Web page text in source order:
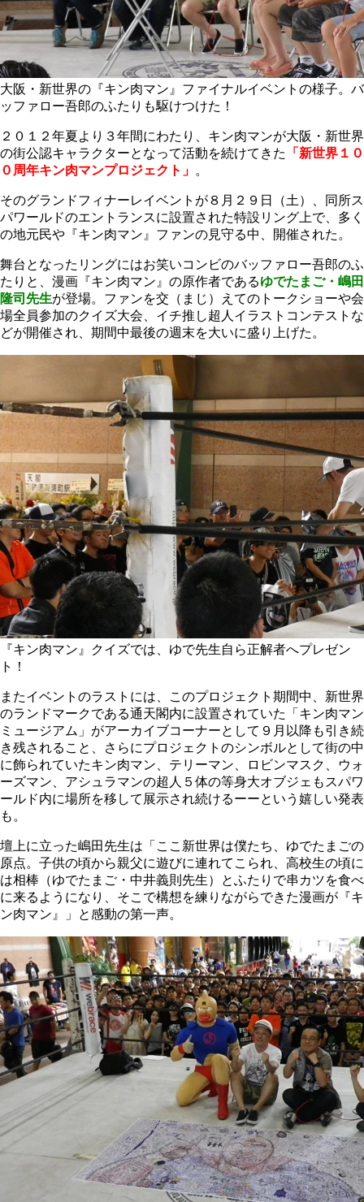
大阪・新世界の『キン肉マン』ファイナルイベントの様子。バ
ッファロー吾郎のふたりも駆けつけた！
２０１２年夏より３年間にわたり、キン肉マンが大阪・新世界
の街公認キャラクターとなって活動を続けてきた
「新世界１０
０周年キン肉マンプロジェクト」 。
そのグランドフィナーレイベントが８月２９日（土）、同所ス
パワールドのエントランスに設置された特設リング上で、多く
の地元民や『キン肉マン』ファンの見守る中、開催された。
舞台となったリングにはお笑いコンビのバッファロー吾郎のふ
たりと、漫画『キン肉マン』の原作者であるゆでたまご・嶋田
隆司先生が登場。ファンを交（まじ）えてのトークショーや会
場全員参加のクイズ大会、イチ推し超人イラストコンテストな
どが開催され、期間中最後の週末を大いに盛り上げた。
『キン肉マン』クイズでは、ゆで先生自ら正解者へプレゼン
ト！
またイベントのラストには、このプロジェクト期間中、新世界
のランドマークである通天閣内に設置されていた「キン肉マン
ミュージアム」がアーカイブコーナーとして９月以降も引き続
き残されること、さらにプロジェクトのシンボルとして街の中
に飾られていたキン肉マン、テリーマン、ロビンマスク、ウォ
ーズマン、アシュラマンの超人５体の等身大オブジェもスパワ
ールド内に場所を移して展示され続けるーーという嬉しい発表
も。
壇上に立った嶋田先生は「ここ新世界は僕たち、ゆでたまごの
原点。子供の頃から親父に遊びに連れてこられ、高校生の頃に
は相棒（ゆでたまご・中井義則先生）とふたりで串カツを食べ
に来るようになり、そこで構想を練りながらできた漫画が『キ
ン肉マン』」と感動の第一声。